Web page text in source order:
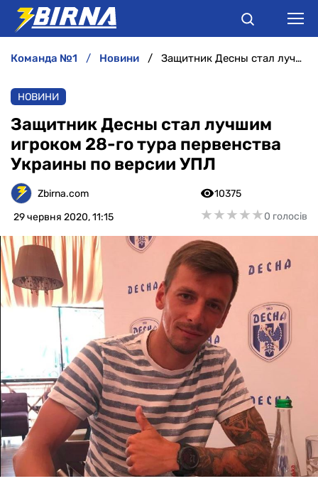
АНАЛІТИКА
ІНТЕРВ'Ю
РІЗНЕ
БУКМЕКЕРИ
команда №1 новини Защитник Десны стал лучшим игроком 28-го тура первенства Украины по версии УПЛ
НОВИНИ
Защитник Десны стал лучшим
игроком 28-го тура первенства
Украины по версии УПЛ
Zbirna.com
29 червня 2020, 11:15
10375
★★★★★
★★★★★0 голосів